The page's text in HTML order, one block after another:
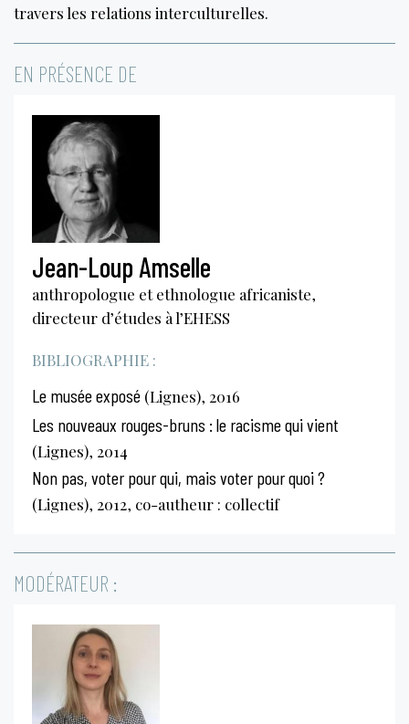
travers les relations interculturelles.
EN PRÉSENCE DE
Jean-Loup Amselle
anthropologue et ethnologue africaniste,
directeur d’études à l’EHESS
BIBLIOGRAPHIE :
Le musée exposé (Lignes), 2016
Les nouveaux rouges-bruns : le racisme qui vient
(Lignes), 2014
Non pas, voter pour qui, mais voter pour quoi ?
(Lignes), 2012, co-autheur : collectif
MODÉRATEUR :